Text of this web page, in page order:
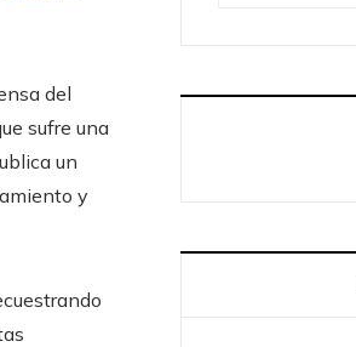
del
sufre una
un
y